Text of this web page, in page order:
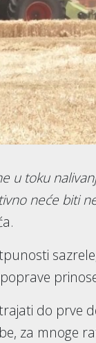
u toku
neće biti
do prve
za mnoge